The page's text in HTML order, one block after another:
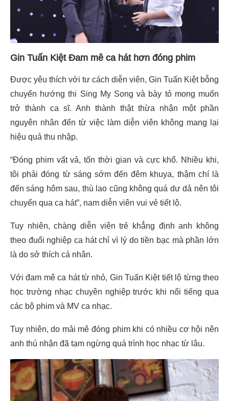
Gin Tuấn Kiệt Đam mê ca hát hơn đóng phim
Được yêu thích với tư cách diễn viên, Gin Tuấn Kiệt bỗng
chuyển hướng thi Sing My Song và bày tỏ mong muốn
trở thành ca sĩ. Anh thành thật thừa nhận một phần
nguyên nhân đến từ việc làm diễn viên không mang lại
hiệu quả thu nhập.
“Đóng phim vất vả, tốn thời gian và cực khổ. Nhiều khi,
tôi phải đóng từ sáng sớm đến đêm khuya, thậm chí là
đến sáng hôm sau, thù lao cũng không quá dư dả nên tôi
chuyển qua ca hát”, nam diễn viên vui vẻ tiết lộ.
Tuy nhiên, chàng diễn viên trẻ khẳng định anh không
theo đuổi nghiệp ca hát chỉ vì lý do tiền bạc mà phần lớn
là do sở thích cá nhân.
Với đam mê ca hát từ nhỏ, Gin Tuấn Kiệt tiết lộ từng theo
học trường nhạc chuyên nghiệp trước khi nổi tiếng qua
các bộ phim và MV ca nhạc.
Tuy nhiên, do mải mê đóng phim khi có nhiều cơ hội nên
anh thú nhận đã tạm ngừng quá trình học nhạc từ lâu.